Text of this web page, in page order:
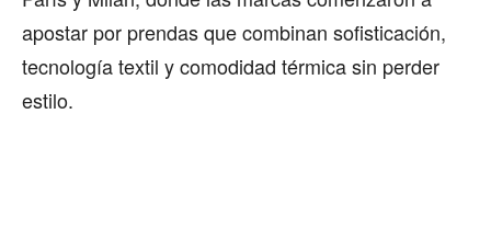
apostar por prendas que combinan sofisticación,
tecnología textil y comodidad térmica sin perder
estilo.